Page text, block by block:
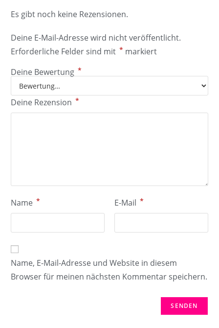
Es gibt noch keine Rezensionen.
Deine E-Mail-Adresse wird nicht veröffentlicht.
Erforderliche Felder sind mit * markiert
Deine Bewertung *
Deine Rezension *
Name * E-Mail *
Name, E-Mail-Adresse und Website in diesem
Browser für meinen nächsten Kommentar speichern.